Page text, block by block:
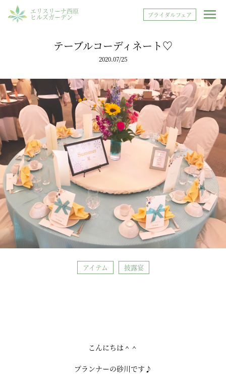
エリスリーナ西原
ヒルズガーデン ブライダルフェア
テーブルコーディネート♡
2020.07/25
アイテム 披露宴
こんにちは＾＾
プランナーの砂川です♪